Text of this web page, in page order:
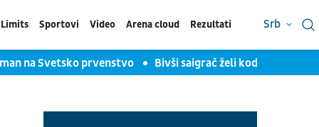
Limits Sportovi Video Arena cloud Rezultati Srb
na Svetsko prvenstvo Bivši saigrač želi kod Lebrona